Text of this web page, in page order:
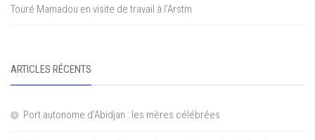
Touré Mamadou en visite de travail à l’Arstm
ARTICLES RÉCENTS
Port autonome d’Abidjan : les mères célébrées